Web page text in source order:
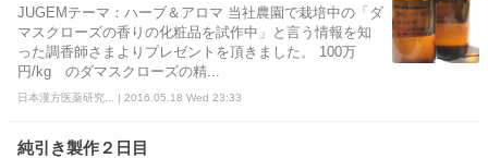
JUGEMテーマ：ハーブ＆アロマ 当社農園で栽培中の「ダ
マスクローズの香りの化粧品を試作中」と言う情報を知
った調香師さまよりプレゼントを頂きました。 100万
円/kg のダマスクローズの精...
日本漢方医薬研究... | 2016.05.18 Wed 23:33
純引き製作２日目